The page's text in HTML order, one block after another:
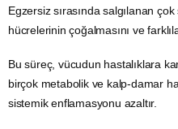
Egzersiz sırasında salgılanan çok
hücrelerinin çoğalmasını ve
Bu süreç, vücudun hastalıklara
birçok metabolik ve kalp-damar
sistemik enflamasyonu azaltır.